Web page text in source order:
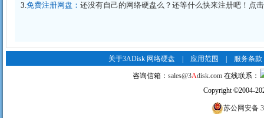
3.免费注册网盘：还没有自己的网络硬盘么？还等什么快来注册吧！点
关于3ADisk 网络硬盘 |应用范围 服务条款
咨询信箱：sales@3Adisk.com 在线联系：
Copyright©2004-
苏公网安备